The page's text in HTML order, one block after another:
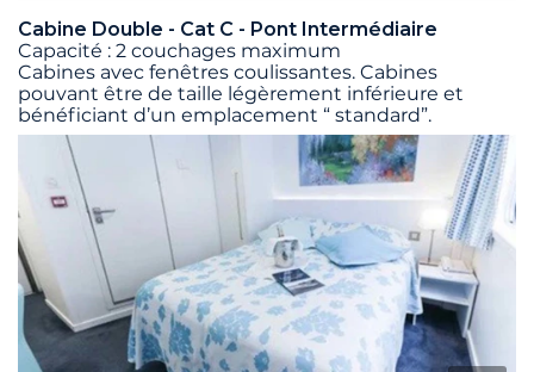
Cabine Double - Cat C - Pont Intermédiaire
Capacité : 2 couchages maximum
Cabines avec fenêtres coulissantes. Cabines
pouvant être de taille légèrement inférieure et
bénéficiant d’un emplacement “ standard”.